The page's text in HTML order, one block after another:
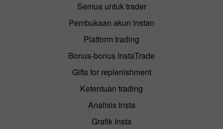
Semua untuk trader
Pembukaan akun instan
Platform trading
Bonus-bonus InstaTrade
Gifts for replenishment
Ketentuan trading
Analisis Insta
Grafik Insta